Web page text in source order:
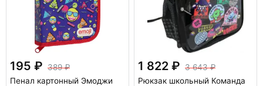
195
389
Пенал картонный Эмоджи
1 822
3 643
Рюкзак школьный Команда